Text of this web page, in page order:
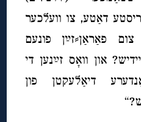
דאַטע, צו וועלכער
צום פאַראַן⸗זײַן פונעם
און וואָס זײַנען די
דיאַלעקטן פון
“